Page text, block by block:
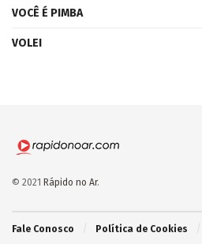
VOCÊ É PIMBA
VOLEI
© 2021 Rápido no Ar.
Fale Conosco Política de Cookies